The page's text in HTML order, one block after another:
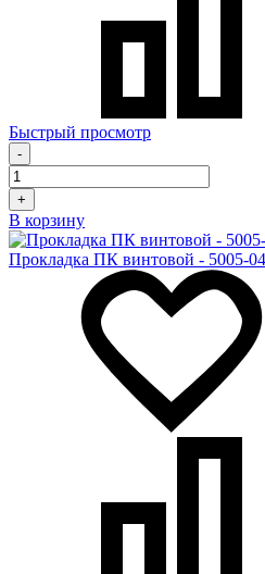
Быстрый просмотр
-
+
В корзину
Прокладка ПК винтовой - 5005-